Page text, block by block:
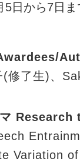
5日から7日
修了生)、
Research
Variation